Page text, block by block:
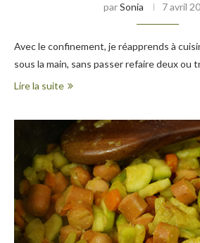
parSonia 7 avril
Avec le confinement, je réapprends à
sous la main, sans passer refaire deux ou
Lire la suite